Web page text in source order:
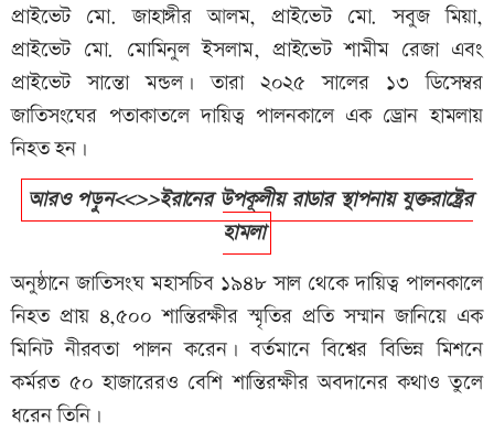
প্রাইভেট মো. জাহাঙ্গীর আলম, প্রাইভেট মো. সবুজ মিয়া,
প্রাইভেট মো. মোমিনুল ইসলাম, প্রাইভেট শামীম রেজা এবং
প্রাইভেট সান্তো মন্ডল। তারা ২০২৫ সালের ১৩ ডিসেম্বর
জাতিসংঘের পতাকাতলে দায়িত্ব পালনকালে এক ড্রোন হামলায়
নিহত হন।
আরও পড়ুন<<>>ইরানের উপকূলীয় রাডার স্থাপনায় যুক্তরাষ্ট্রের
হামলা
অনুষ্ঠানে জাতিসংঘ মহাসচিব ১৯৪৮ সাল থেকে দায়িত্ব পালনকালে
নিহত প্রায় ৪,৫০০ শান্তিরক্ষীর স্মৃতির প্রতি সম্মান জানিয়ে এক
মিনিট নীরবতা পালন করেন। বর্তমানে বিশ্বের বিভিন্ন মিশনে
কর্মরত ৫০ হাজারেরও বেশি শান্তিরক্ষীর অবদানের কথাও তুলে
ধরেন তিনি।